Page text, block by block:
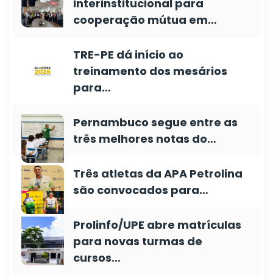
interinstitucional para
cooperação mútua em…
TRE-PE dá início ao
treinamento dos mesários
para…
Pernambuco segue entre as
três melhores notas do…
Três atletas da APA Petrolina
são convocados para…
Prolinfo/UPE abre matrículas
para novas turmas de
cursos…